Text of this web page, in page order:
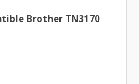
Brother TN3170